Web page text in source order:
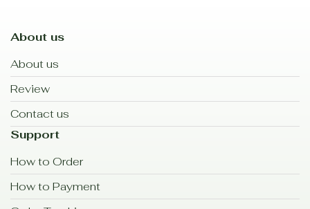
About us
About us
Review
Contact us
Support
How to Order
How to Payment